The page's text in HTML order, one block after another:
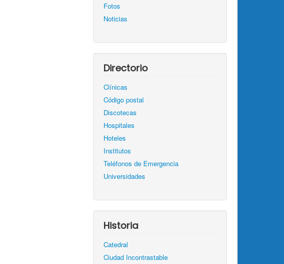
Fotos
Noticias
Directorio
Clínicas
Código postal
Discotecas
Hospitales
Hoteles
Institutos
Teléfonos de Emergencia
Universidades
Historia
Catedral
Ciudad Incontrastable